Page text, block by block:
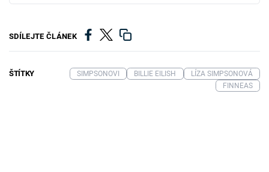
SDÍLEJTE ČLÁNEK
ŠTÍTKY SIMPSONOVI BILLIE EILISH
LÍZA SIMPSONOVÁ
FINNEAS